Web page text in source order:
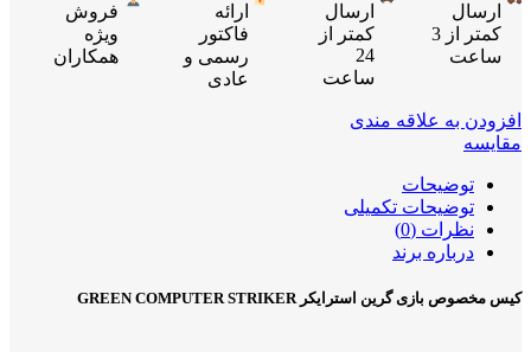
ارسال
کمتر از 3
ساعت
ارسال
کمتر از
24
ساعت
ارائه
فاکتور
رسمی و
عادی
فروش
ویژه
همکاران
افزودن به علاقه مندی
مقایسه
توضیحات
توضیحات تکمیلی
نظرات (0)
درباره برند
کیس مخصوص بازی گرین استرایکر GREEN COMPUTER STRIKER